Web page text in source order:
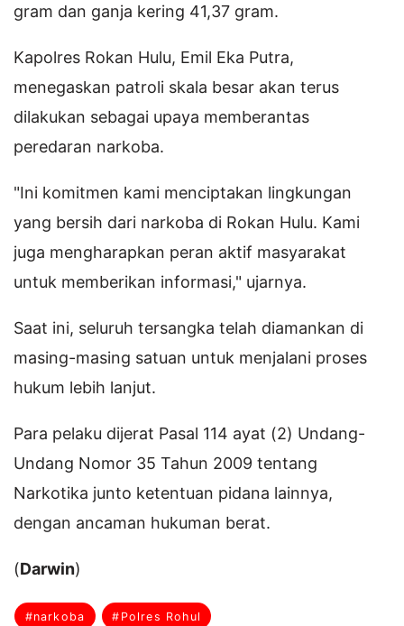
gram dan ganja kering 41,37 gram.
Kapolres Rokan Hulu, Emil Eka Putra,
menegaskan patroli skala besar akan terus
dilakukan sebagai upaya memberantas
peredaran narkoba.
"Ini komitmen kami menciptakan lingkungan
yang bersih dari narkoba di Rokan Hulu. Kami
juga mengharapkan peran aktif masyarakat
untuk memberikan informasi," ujarnya.
Saat ini, seluruh tersangka telah diamankan di
masing-masing satuan untuk menjalani proses
hukum lebih lanjut.
Para pelaku dijerat Pasal 114 ayat (2) Undang-
Undang Nomor 35 Tahun 2009 tentang
Narkotika junto ketentuan pidana lainnya,
dengan ancaman hukuman berat.
(Darwin)
#narkoba #Polres Rohul